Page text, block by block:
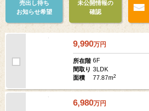
売出し待ち
お知らせ希望
未公開情報の
確認
9,990万 円
所在階 6F
間取り 3LDK
面積
77.87m2
6,980万 円